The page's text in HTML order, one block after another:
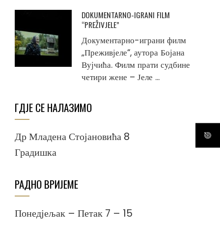
DOKUMENTARNO-IGRANI FILM
“PREŽIVJELE”
Документарно-играни филм
„Преживјеле“, аутора Бојана
Вујчића. Филм прати судбине
четири жене – Јеле ...
ГДЈЕ СЕ НАЛАЗИМО
Др Младена Стојановића 8
Градишка
РАДНО ВРИЈЕМЕ
Понедјељак – Петак 7 – 15